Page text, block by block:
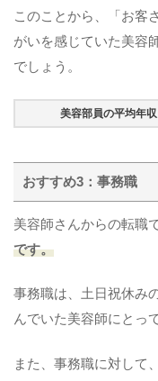
このことから、「お客
がいを感じていた美容
でしょう。
美容部員の平均年収
おすすめ3：事務職
美容師さんからの転職で
です。
事務職は、土日祝休み
んでいた美容師にとっ
また、事務職に対して